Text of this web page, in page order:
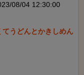
08/04 12:30:00
うどんとかきしめん